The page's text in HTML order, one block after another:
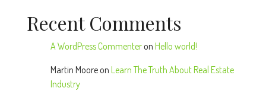
Recent Comments
A WordPress Commenteron Hello world!
Martin Mooreon Learn The Truth About Real Estate
Industry